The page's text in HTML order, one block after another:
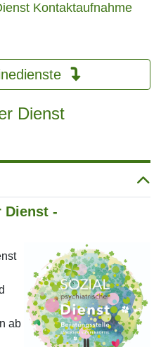
Kontaktaufnahme
Dienst
Dienst -
ab